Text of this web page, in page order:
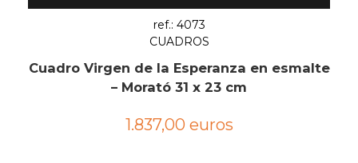
ref.: 4073
CUADROS
Cuadro Virgen de la Esperanza en esmalte
– Morató 31 x 23 cm
1.837,00 euros